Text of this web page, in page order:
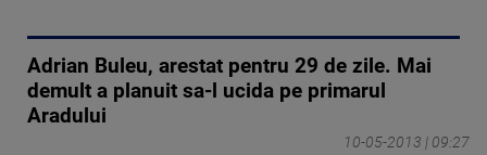
Adrian Buleu, arestat pentru 29 de zile. Mai
demult a planuit sa-l ucida pe primarul
Aradului
10-05-2013 | 09:27